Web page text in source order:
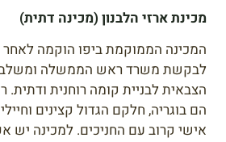
מכינת ארזי הלבנון (מכינה דתית)
המכינה הממוקמת ביפו הוקמה לאחר
לבקשת משרד ראש הממשלה
הצבאית לבניית קומה רוחנית ודתית.
הם בוגריה, חלקם הגדול קצינים
אישי קרוב עם החניכים. למכינה יש